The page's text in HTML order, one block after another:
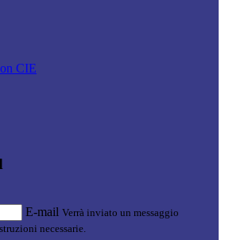
CIE
E-mail Verrà inviato un messaggio
necessarie.